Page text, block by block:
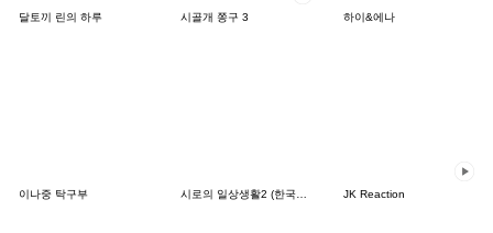
달토끼 린의 하루 시골개 쫑구 3 하이&에나
이나중 탁구부 JK Reaction